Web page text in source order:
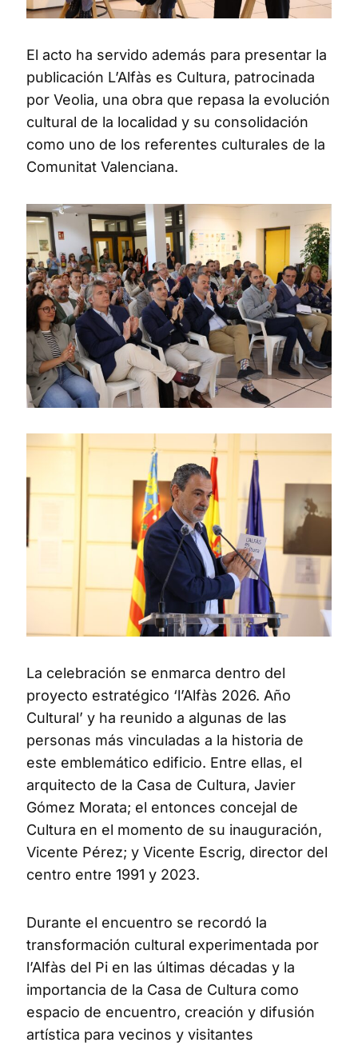
El acto ha servido además para presentar la
publicación L’Alfàs es Cultura, patrocinada
por Veolia, una obra que repasa la evolución
cultural de la localidad y su consolidación
como uno de los referentes culturales de la
Comunitat Valenciana.
La celebración se enmarca dentro del
proyecto estratégico ‘l’Alfàs 2026. Año
Cultural’ y ha reunido a algunas de las
personas más vinculadas a la historia de
este emblemático edificio. Entre ellas, el
arquitecto de la Casa de Cultura, Javier
Gómez Morata; el entonces concejal de
Cultura en el momento de su inauguración,
Vicente Pérez; y Vicente Escrig, director del
centro entre 1991 y 2023.
Durante el encuentro se recordó la
transformación cultural experimentada por
l’Alfàs del Pi en las últimas décadas y la
importancia de la Casa de Cultura como
espacio de encuentro, creación y difusión
artística para vecinos y visitantes